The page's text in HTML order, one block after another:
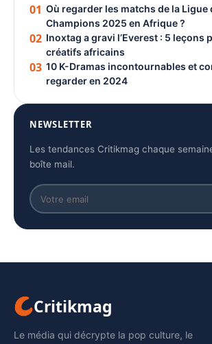
01 Où regarder les matchs de la Ligue
Champions 2025 en Afrique ?
02 Inoxtag a gravi l’Everest : 5 leçons
créatifs africains
03 10 K-Dramas incontournables et
regarder en 2024
NEWSLETTER
Les tendances Critikmag chaque
boîte mail.
Critikmag
Le média qui décrypte la pop culture, le